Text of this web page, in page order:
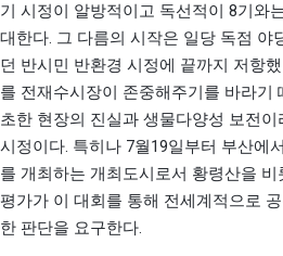
기 시정이 알방적이고 독선적이 8기와
대한다. 그 다름의 시작은 일당 독점 야
던 반시민 반환경 시정에 끝까지 저항
를 전재수시장이 존중해주기를 바라기
초한 현장의 진실과 생물다양성 보전
시정이다. 특히나 7월19일부터 부산에
를 개최하는 개최도시로서 황령산을
평가가 이 대회를 통해 전세계적으로
한 판단을 요구한다.